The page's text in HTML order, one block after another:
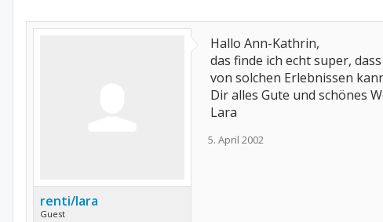
renti/lara
Guest
Hallo Ann-Kathrin,
das finde ich echt super,
von solchen Erlebnissen
Dir alles Gute und schönes
Lara
5. April 2002